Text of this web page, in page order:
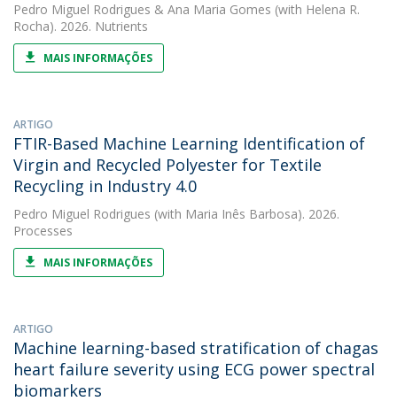
Pedro Miguel Rodrigues & Ana Maria Gomes (with Helena R.
Rocha). 2026. Nutrients
MAIS INFORMAÇÕES
ARTIGO
FTIR-Based Machine Learning Identification of
Virgin and Recycled Polyester for Textile
Recycling in Industry 4.0
Pedro Miguel Rodrigues (with Maria Inês Barbosa). 2026.
Processes
MAIS INFORMAÇÕES
ARTIGO
Machine learning-based stratification of chagas
heart failure severity using ECG power spectral
biomarkers